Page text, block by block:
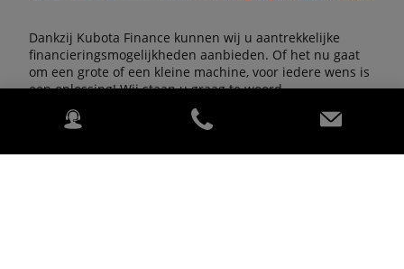
Dankzij Kubota Finance kunnen wij u aantrekkelijke
financieringsmogelijkheden aanbieden. Of het nu gaat
om een grote of een kleine machine, voor iedere wens is
een oplossing! Wij staan u graag te woord.
Neem contact op